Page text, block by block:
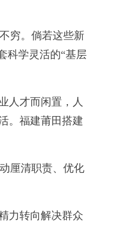
穷。倘若这些新
科学灵活的“基层
人才而闲置，人
。福建莆田搭建
厘清职责、优化
力转向解决群众